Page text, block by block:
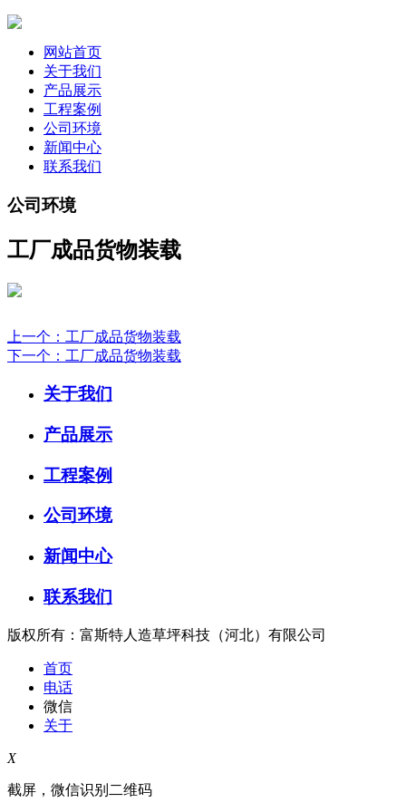
网站首页
关于我们
产品展示
工程案例
公司环境
新闻中心
联系我们
公司环境
工厂成品货物装载
上一个：工厂成品货物装载
下一个：工厂成品货物装载
关于我们
产品展示
工程案例
公司环境
新闻中心
联系我们
版权所有：富斯特人造草坪科技（河北）有限公司
首页
电话
微信
关于
X
截屏，微信识别二维码